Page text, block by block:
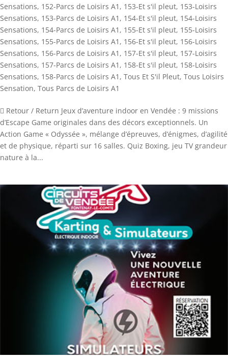
Sensations, 152-Parcs de Loisirs A1 , 153-Et s'il pleut, 153-Loisirs
Sensations, 153-Parcs de Loisirs A1 , 154-Et s'il pleut, 154-Loisirs
Sensations, 154-Parcs de Loisirs A1 , 155-Et s'il pleut, 155-Loisirs
Sensations, 155-Parcs de Loisirs A1 , 156-Et s'il pleut, 156-Loisirs
Sensations, 156-Parcs de Loisirs A1 , 157-Et s'il pleut, 157-Loisirs
Sensations, 157-Parcs de Loisirs A1 , 158-Et s'il pleut, 158-Loisirs
Sensations, 158-Parcs de Loisirs A1 , Tous Et S'il Pleut, Tous Loisirs
Sensation, Tous Parcs de Loisirs A1
 Retour / Return Jeux d’aventure indoor en Vendée : 9 missions
d’Escape Game originales dans des décors exceptionnels. Un
Action Game « Odyssée », mélange d’épreuves, d’énigmes, d’agilité
et de physique, réparti sur 16 salles. Quiz Boxing, jeu TV grandeur
nature à la...